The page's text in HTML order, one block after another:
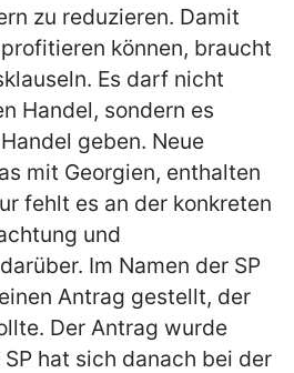
zu reduzieren. Damit
können, braucht
Es darf nicht
Handel, sondern es
geben. Neue
mit Georgien, enthalten
fehlt es an der konkreten
und
Im Namen der SP
Antrag gestellt, der
Der Antrag wurde
hat sich danach bei der